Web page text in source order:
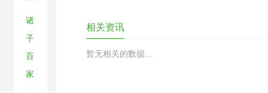
诸
子
百
家
相关资讯
暂无相关的数据...